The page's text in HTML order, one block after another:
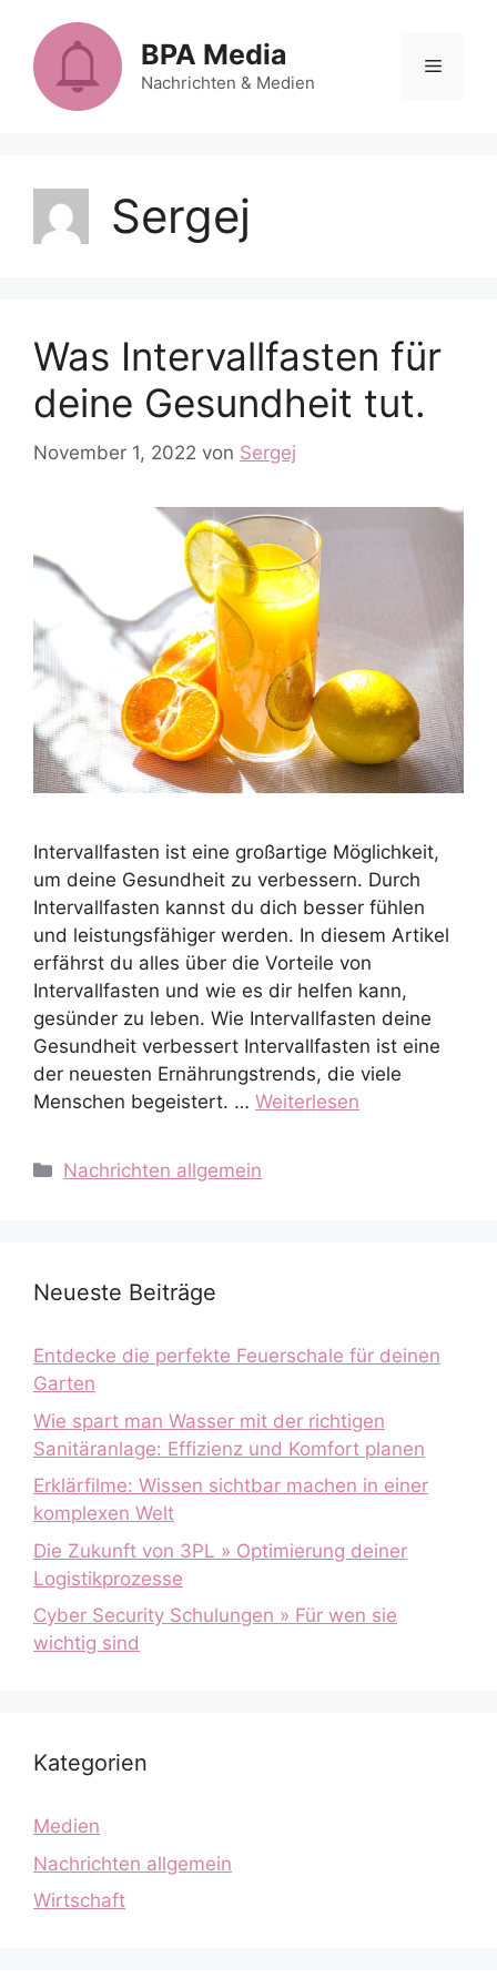
Inhalt
springen
BPA Media
Nachrichten & Medien
Menü
Sergej
Was Intervallfasten für
deine Gesundheit tut.
November 1, 2022 von Sergej
Intervallfasten ist eine großartige Möglichkeit,
um deine Gesundheit zu verbessern. Durch
Intervallfasten kannst du dich besser fühlen
und leistungsfähiger werden. In diesem Artikel
erfährst du alles über die Vorteile von
Intervallfasten und wie es dir helfen kann,
gesünder zu leben. Wie Intervallfasten deine
Gesundheit verbessert Intervallfasten ist eine
der neuesten Ernährungstrends, die viele
Menschen begeistert. … Weiterlesen
Kategorien
Nachrichten allgemein
Neueste Beiträge
Entdecke die perfekte Feuerschale für deinen
Garten
Wie spart man Wasser mit der richtigen
Sanitäranlage: Effizienz und Komfort planen
Erklärfilme: Wissen sichtbar machen in einer
komplexen Welt
Die Zukunft von 3PL » Optimierung deiner
Logistikprozesse
Cyber Security Schulungen » Für wen sie
wichtig sind
Kategorien
Medien
Nachrichten allgemein
Wirtschaft